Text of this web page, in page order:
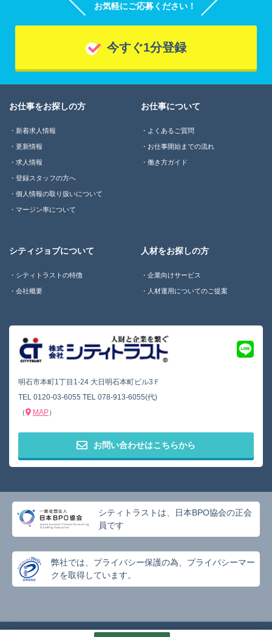
お気軽にご応募ください！
今すぐ1分登録
明石市本町1丁目1-24 大日明石本町ビル3Ｆ
TEL 0120-03-6055 TEL 078-913-6055(代)
（
MAP）
お問い合わせはこちらから
お仕事をお探しの方
新着求人情報
更新情報
求人情報
登録スタッフの方へ
個人情報の取り扱いについて
マージン率について
お仕事について
よくあるご質問
お仕事開始までの流れ
働き方ガイド
シティジョブについて
シティトラストの特徴
会社概要
人材をお探しの方
企業向けサービス
人材運用についてのご提案
シティトラストは、日本BPO協会の正会
員です
弊社では、プライバシー保護の為、プライバシーマー
クを取得しています。